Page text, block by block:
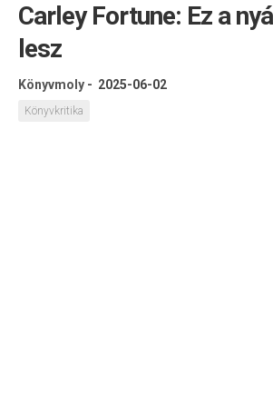
Carley Fortune: Ez a
lesz
Könyvmoly - 2025-06-02
Könyvkritika